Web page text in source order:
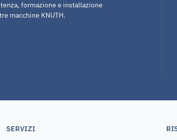
formazione e installazione
macchine KNUTH.
SERVIZI